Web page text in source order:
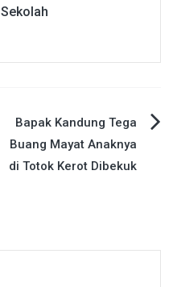
Sekolah
Bapak Kandung Tega
Buang Mayat Anaknya
di Totok Kerot Dibekuk